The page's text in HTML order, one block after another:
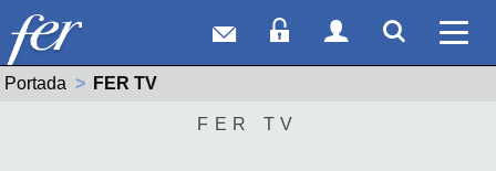
Correo webAcceso Socios
Acceso
Portada Actual:
FER TV
FER TV